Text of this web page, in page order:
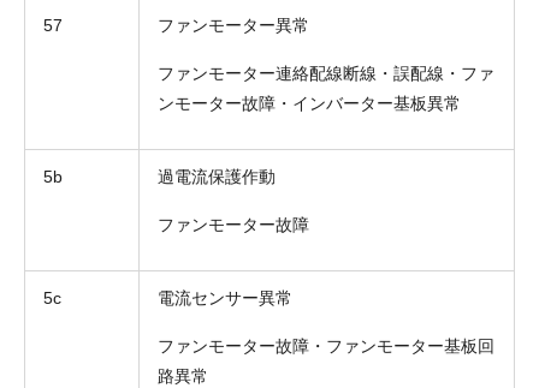
57 ファンモーター異常
ファンモーター連絡配線断線・誤配線・ファ
ンモーター故障・インバーター基板異常
5b 過電流保護作動
ファンモーター故障
5c 電流センサー異常
ファンモーター故障・ファンモーター基板回
路異常